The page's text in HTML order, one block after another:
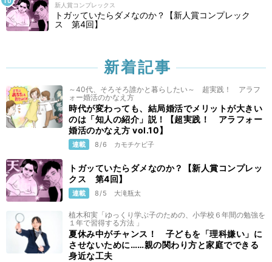
新人賞コンプレックス
トガッていたらダメなのか？【新人賞コンプレック
ス 第4回】
新着記事
～40代、そろそろ誰かと暮らしたい～ 超実践！ アラフ
ォー婚活のかなえ方
時代が変わっても、結局婚活でメリットが大きい
のは「知人の紹介」説！【超実践！ アラフォー
婚活のかなえ方 vol.10】
連載 8/6 カモチケビ子
トガッていたらダメなのか？【新人賞コンプレッ
クス 第4回】
連載 8/5 大滝瓶太
植木和実「ゆっくり学ぶ子のための、小学校６年間の勉強を
１年で習得する方法 」
夏休み中がチャンス！ 子どもを「理科嫌い」に
させないために……親の関わり方と家庭でできる
身近な工夫